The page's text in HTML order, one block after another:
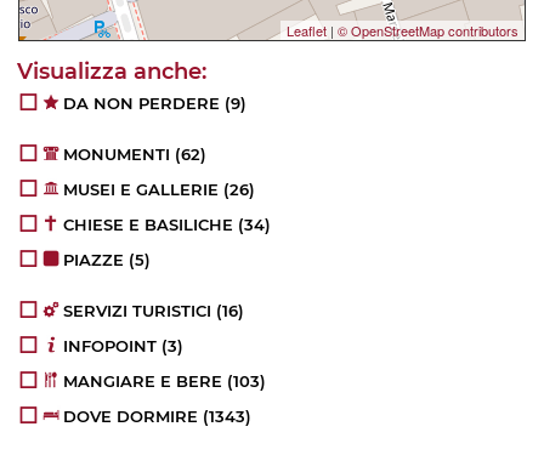
Leaflet | © OpenStreetMap contributors
DA NON PERDERE (9)
MONUMENTI (62)
MUSEI E GALLERIE (26)
CHIESE E BASILICHE (34)
PIAZZE (5)
SERVIZI TURISTICI (16)
INFOPOINT (3)
MANGIARE E BERE (103)
DOVE DORMIRE (1343)